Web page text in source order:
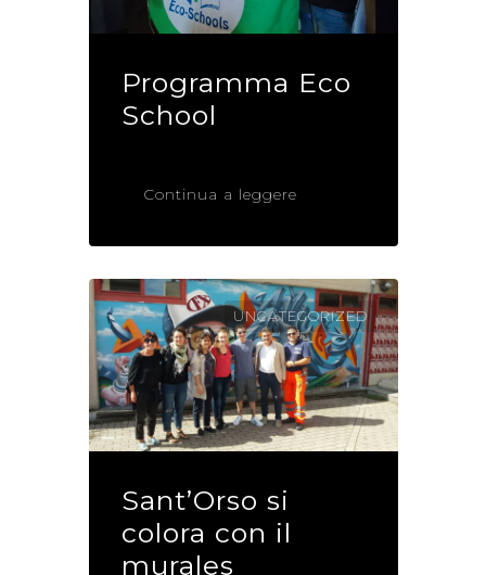
Programma Eco
School
Continua a leggere
UNCATEGORIZED
Sant’Orso si
colora con il
murales